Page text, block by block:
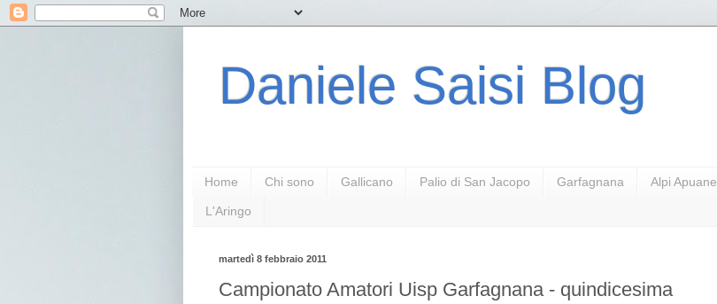
Daniele Saisi Blog
Home Chi sono Gallicano Palio di San Jacopo Garfagnana Alpi Apuane
L'Aringo
martedì 8 febbraio 2011
Campionato Amatori Uisp Garfagnana - quindicesima